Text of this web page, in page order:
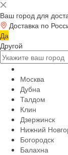
Ваш город для
Доставка по
Да
Другой
Москва
Дубна
Талдом
Клин
Дзержинск
Нижний
Богородск
Балахна